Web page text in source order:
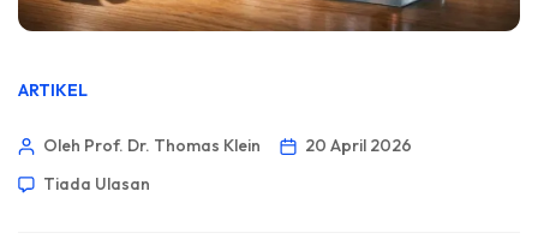
ARTIKEL
Oleh Prof. Dr. Thomas Klein
20 April 2026
Tiada Ulasan